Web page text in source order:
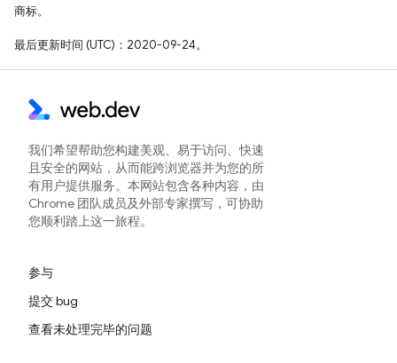
商标。
最后更新时间 (UTC)：2020-09-24。
我们希望帮助您构建美观、易于访问、快速
且安全的网站，从而能跨浏览器并为您的所
有用户提供服务。本网站包含各种内容，由
Chrome 团队成员及外部专家撰写，可协助
您顺利踏上这一旅程。
参与
提交 bug
查看未处理完毕的问题